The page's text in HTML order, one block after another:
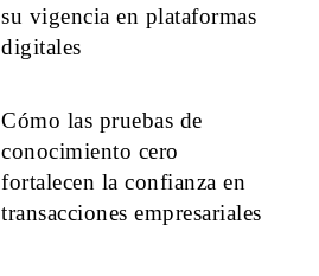
su vigencia en plataformas
digitales
Cómo las pruebas de
conocimiento cero
fortalecen la confianza en
transacciones empresariales